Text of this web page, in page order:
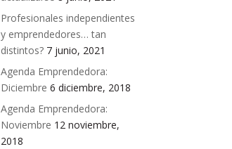
Profesionales independientes
y emprendedores… tan
distintos? 7 junio, 2021
Agenda Emprendedora:
Diciembre 6 diciembre, 2018
Agenda Emprendedora:
Noviembre 12 noviembre,
2018